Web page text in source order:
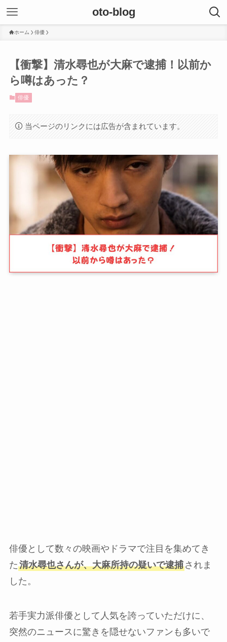
oto-blog
ホーム 俳優
【衝撃】清水尋也が大麻で逮捕！以前か
ら噂はあった？
俳優
当ページのリンクには広告が含まれています。
俳優として数々の映画やドラマで注目を集めてき
た清水尋也さんが、大麻所持の疑いで逮捕されま
した。
若手実力派俳優として人気を誇っていただけに、
突然のニュースに驚きを隠せないファンも多いで